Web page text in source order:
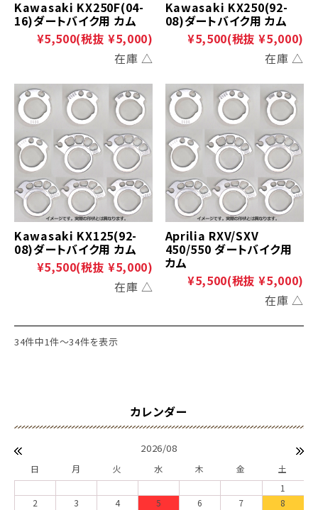
Kawasaki KX250F(04-
16)ダートバイク用 カム
¥5,500(税抜 ¥5,000)
在庫 △
Kawasaki KX250(92-
08)ダートバイク用 カム
¥5,500(税抜 ¥5,000)
在庫 △
Kawasaki KX125(92-
08)ダートバイク用 カム
¥5,500(税抜 ¥5,000)
在庫 △
Aprilia RXV/SXV
450/550 ダートバイク用
カム
¥5,500(税抜 ¥5,000)
在庫 △
34件中1件～34件を表示
2026/08
日 月 火 水 木 金
土
1
2
3 4 5 6 7 8